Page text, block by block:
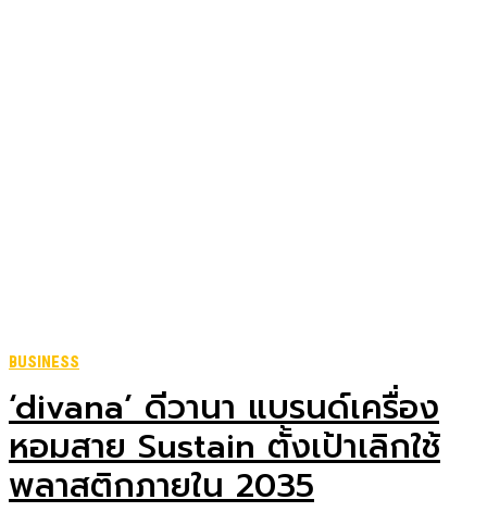
BUSINESS
‘divana’ ดีวานา แบรนด์เครื่อง
หอมสาย Sustain ตั้งเป้าเลิกใช้
พลาสติกภายใน 2035